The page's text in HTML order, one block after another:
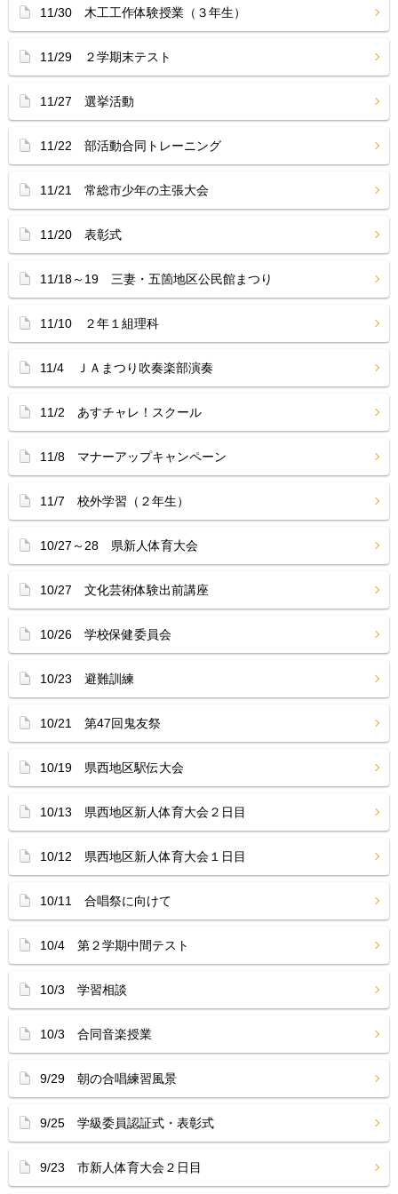
11/30 木工工作体験授業（３年生）
11/29 ２学期末テスト
11/27 選挙活動
11/22 部活動合同トレーニング
11/21 常総市少年の主張大会
11/20 表彰式
11/18～19 三妻・五箇地区公民館まつり
11/10 ２年１組理科
11/4 ＪＡまつり吹奏楽部演奏
11/2 あすチャレ！スクール
11/8 マナーアップキャンペーン
11/7 校外学習（２年生）
10/27～28 県新人体育大会
10/27 文化芸術体験出前講座
10/26 学校保健委員会
10/23 避難訓練
10/21 第47回鬼友祭
10/19 県西地区駅伝大会
10/13 県西地区新人体育大会２日目
10/12 県西地区新人体育大会１日目
10/11 合唱祭に向けて
10/4 第２学期中間テスト
10/3 学習相談
10/3 合同音楽授業
9/29 朝の合唱練習風景
9/25 学級委員認証式・表彰式
9/23 市新人体育大会２日目